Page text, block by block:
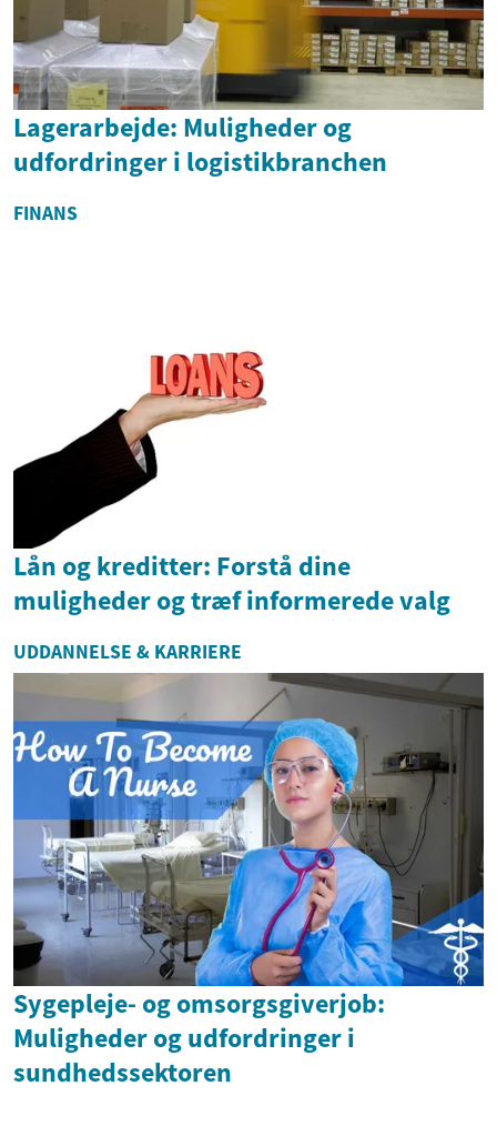
Lagerarbejde: Muligheder og
udfordringer i logistikbranchen
FINANS
Lån og kreditter: Forstå dine
muligheder og træf informerede valg
UDDANNELSE & KARRIERE
Sygepleje- og omsorgsgiverjob:
Muligheder og udfordringer i
sundhedssektoren